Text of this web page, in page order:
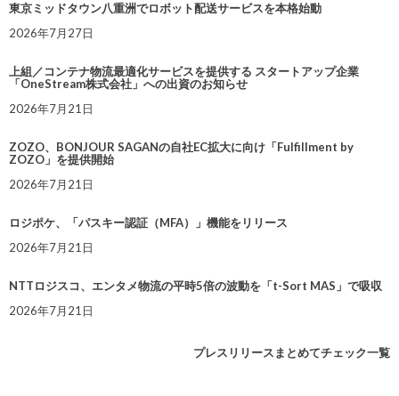
東京ミッドタウン八重洲でロボット配送サービスを本格始動
2026年7月27日
上組／コンテナ物流最適化サービスを提供する スタートアップ企業
「OneStream株式会社」への出資のお知らせ
2026年7月21日
ZOZO、BONJOUR SAGANの自社EC拡大に向け「Fulfillment by
ZOZO」を提供開始
2026年7月21日
ロジポケ、「パスキー認証（MFA）」機能をリリース
2026年7月21日
NTTロジスコ、エンタメ物流の平時5倍の波動を「t-Sort MAS」で吸収
2026年7月21日
プレスリリースまとめてチェック一覧